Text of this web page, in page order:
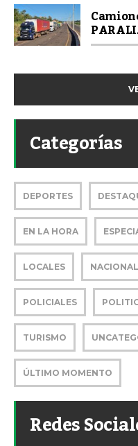
Categorías
DEPORTES
EN LA HORA
LOCALES
POLICIALES
TURISMO
ÚLTIMO MOMENTO
Redes